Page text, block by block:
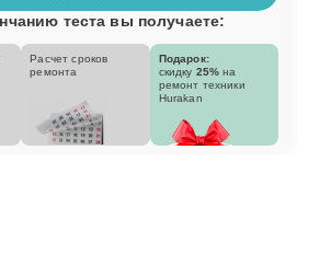
теста вы получаете:
Расчет сроков
ремонта
Подарок:
скидку 25% на
ремонт техники
Hurakan